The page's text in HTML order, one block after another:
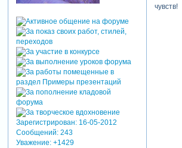
Зарегистрирован: 16-05-2012
Сообщений:243
Уважение: +1429
чувств!